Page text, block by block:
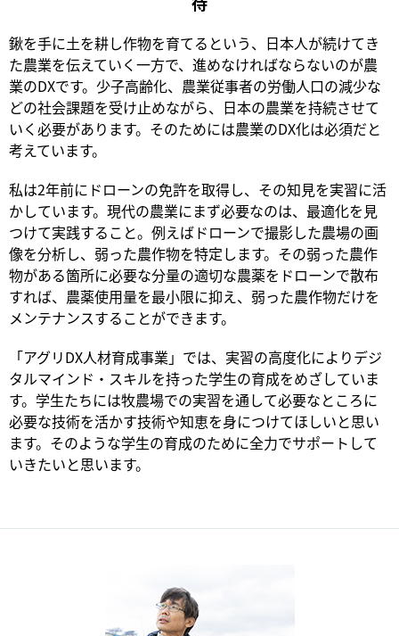
鍬を手に土を耕し作物を育てるという、日本人が続けてき
た農業を伝えていく一方で、進めなければならないのが農
業のDXです。少子高齢化、農業従事者の労働人口の減少な
どの社会課題を受け止めながら、日本の農業を持続させて
いく必要があります。そのためには農業のDX化は必須だと
考えています。
私は2年前にドローンの免許を取得し、その知見を実習に活
かしています。現代の農業にまず必要なのは、最適化を見
つけて実践すること。例えばドローンで撮影した農場の画
像を分析し、弱った農作物を特定します。その弱った農作
物がある箇所に必要な分量の適切な農薬をドローンで散布
すれば、農薬使用量を最小限に抑え、弱った農作物だけを
メンテナンスすることができます。
「アグリDX人材育成事業」では、実習の高度化によりデジ
タルマインド・スキルを持った学生の育成をめざしていま
す。学生たちには牧農場での実習を通して必要なところに
必要な技術を活かす技術や知恵を身につけてほしいと思い
ます。そのような学生の育成のために全力でサポートして
いきたいと思います。